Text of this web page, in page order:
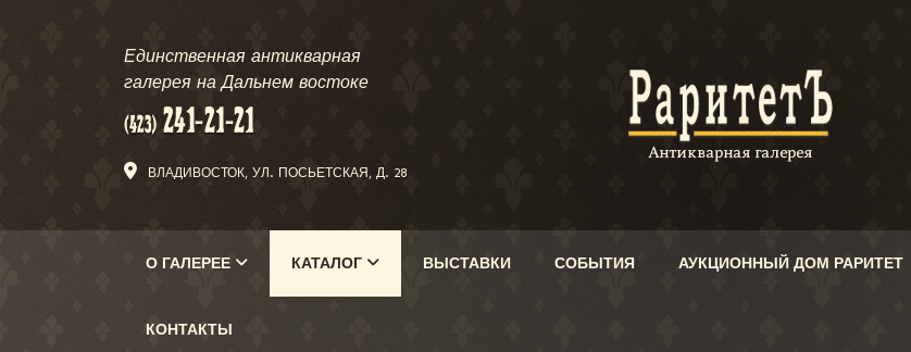
Единственная антикварная
галерея на Дальнем востоке
ВЛАДИВОСТОК, УЛ. ПОСЬЕТСКАЯ, Д. 28
О ГАЛЕРЕЕ КАТАЛОГ ВЫСТАВКИ СОБЫТИЯ АУКЦИОННЫЙ ДОМ РАРИТЕТ
КОНТАКТЫ